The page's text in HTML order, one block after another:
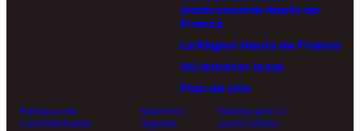
Gastronomie Hauts de
France
La Région Hauts de France
Où acheter local
Plan de site
Politique de
confidentialité
Mentions
légales
Réalisé par La
Quincaillerie